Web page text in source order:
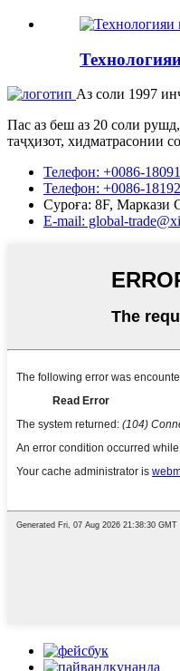
Аз соли 1997
Пас аз беш аз 20 соли
таҷҳизот, хидматрасонии
Телефон: +0086-
Телефон: +0086-
Суроға: 8F,
E-mail: global-